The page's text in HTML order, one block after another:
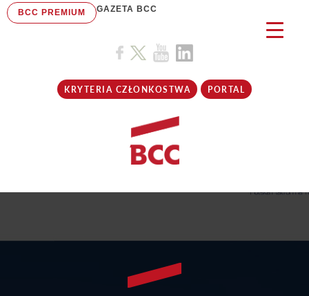
BCC PREMIUM GAZETA BCC
KRYTERIA CZŁONKOSTWA PORTAL